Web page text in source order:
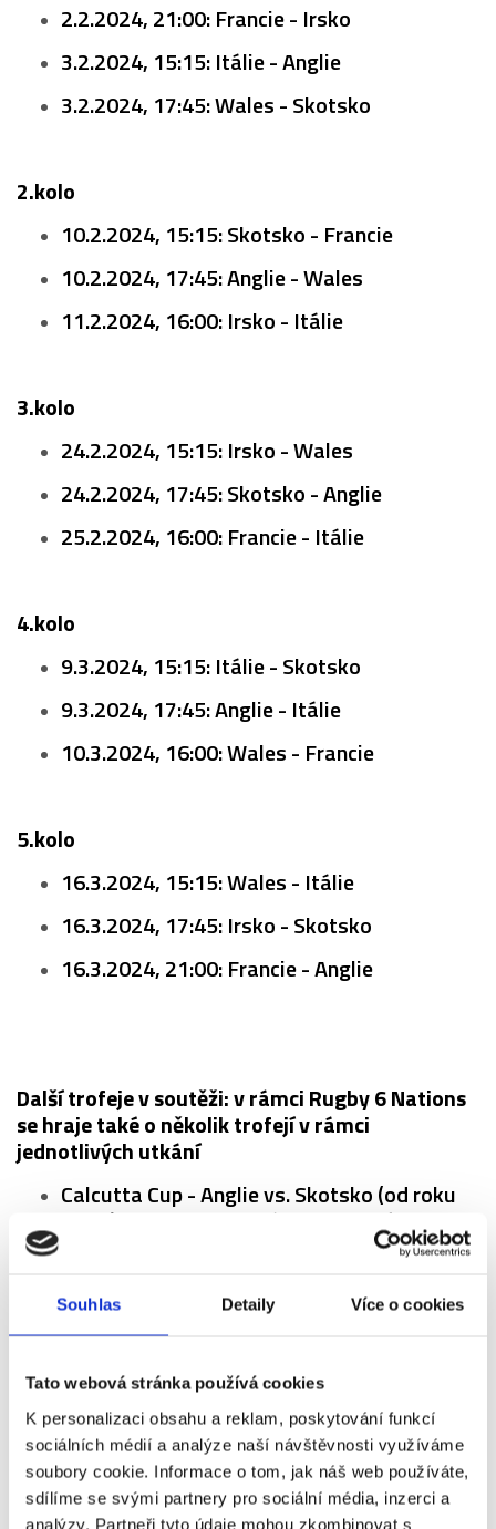
Souhlas Detaily Více o cookies
Tato webová stránka používá cookies
K personalizaci obsahu a reklam, poskytování funkcí
sociálních médií a analýze naší návštěvnosti využíváme
soubory cookie. Informace o tom, jak náš web používáte,
sdílíme se svými partnery pro sociální média, inzerci a
analýzy. Partneři tyto údaje mohou zkombinovat s
2.2.2024, 21:00: Francie - Irsko
3.2.2024, 15:15: Itálie - Anglie
3.2.2024, 17:45: Wales - Skotsko
2.kolo
10.2.2024, 15:15: Skotsko - Francie
10.2.2024, 17:45: Anglie - Wales
11.2.2024, 16:00: Irsko - Itálie
3.kolo
24.2.2024, 15:15: Irsko - Wales
24.2.2024, 17:45: Skotsko - Anglie
25.2.2024, 16:00: Francie - Itálie
4.kolo
9.3.2024, 15:15: Itálie - Skotsko
9.3.2024, 17:45: Anglie - Itálie
10.3.2024, 16:00: Wales - Francie
5.kolo
16.3.2024, 15:15: Wales - Itálie
16.3.2024, 17:45: Irsko - Skotsko
16.3.2024, 21:00: Francie - Anglie
Další trofeje v soutěži: v rámci Rugby 6 Nations
se hraje také o několik trofejí v rámci
jednotlivých utkání
Calcutta Cup - Anglie vs. Skotsko (od roku
1879) - trofej vyrobená z roztavených
indických rupií a darovaná Kalkatským
Millennium Trophy - Anglie vs. Irsko (od roku
1988) - trofej vyrobena na oslavu svátku
"Dublinského Millenia"
Centenary Quaich - Irsko vs. Skotsko (od
roku 1989)
Giuseppe Garibaldi Trophy - Itálie vs. Francie
(od roku 2007) - trofej vyrobená k